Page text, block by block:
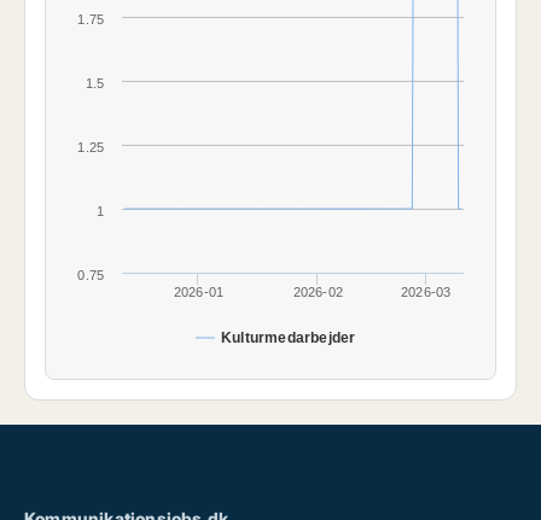
Kulturmedarbejder
2026-01 2026-02 2026-03
1
0.75
1.25
1.5
1.75